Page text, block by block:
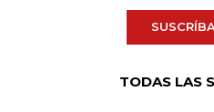
TODAS LAS